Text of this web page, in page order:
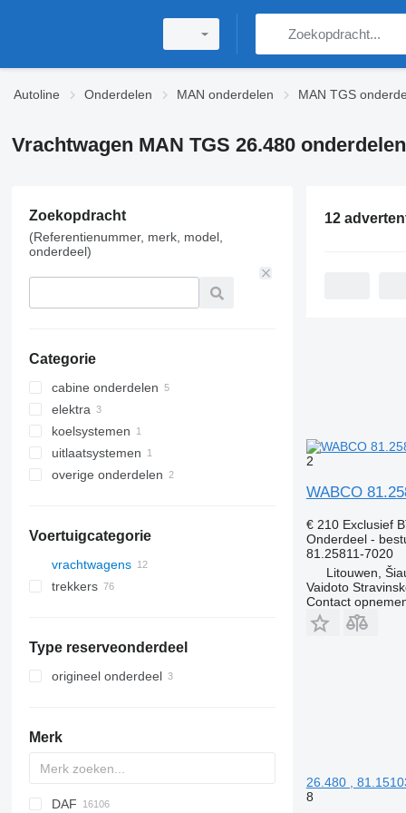
Autoline Onderdelen MAN onderdelen MAN TGS
Vrachtwagen MAN TGS 26.480 onderdelen
Zoekopdracht
(Referentienummer, merk, model,
onderdeel)
Categorie
cabine onderdelen
voorbumpers
airco's en onderdelen
andere onderdelen van
overige cabine onderdelen
elektra
besturingseenheiden
sensoren
kabels
koelsystemen
motorkoeling radiatoren
uitlaatsystemen
katalysatoren
overige onderdelen
Voertuigcategorie
vrachtwagens
trekkers
Type reserveonderdeel
origineel onderdeel
Merk
AZ
BM
1304
A-series
Probus
2-Series
MAXIMA
C-series
Silverado
Berlingo
C-series
DAF
12
2
WABCO
€ 210 Exclusief
Onderdeel -
81.25811-7020
Litouwen,
Vaidoto
Contact
26.480 ,
8